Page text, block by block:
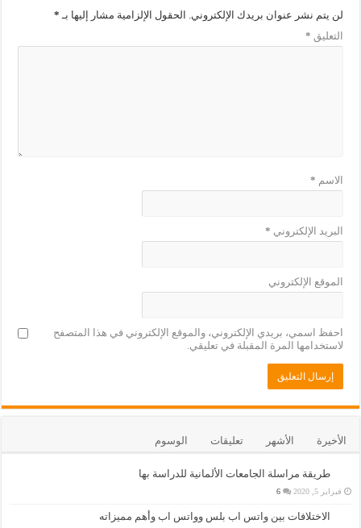
لن يتم نشر عنوان بريدك الإلكتروني. الحقول الإلزامية مشار إليها بـ *
التعليق *
الاسم *
البريد الإلكتروني *
الموقع الإلكتروني
احفظ اسمي، بريدي الإلكتروني، والموقع الإلكتروني في هذا المتصفح
لاستخدامها المرة المقبلة في تعليقي.
الأخيرة الأشهر تعليقات الوسوم
طريقة مراسلة الجامعات الألمانية للدراسة بها
فبراير 5, 2020 6
الاختلافات بين واتس اب بلس وواتس اب وأهم مميزاته